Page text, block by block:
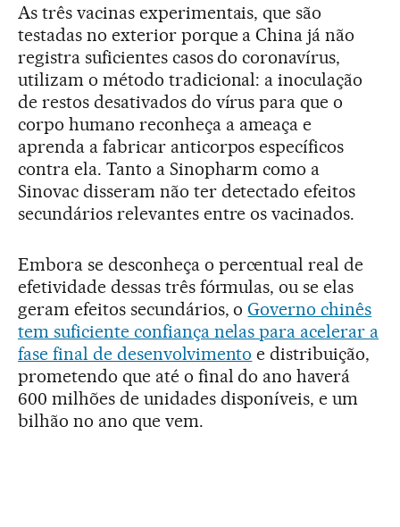
As três vacinas experimentais, que são
testadas no exterior porque a China já não
registra suficientes casos do coronavírus,
utilizam o método tradicional: a inoculação
de restos desativados do vírus para que o
corpo humano reconheça a ameaça e
aprenda a fabricar anticorpos específicos
contra ela. Tanto a Sinopharm como a
Sinovac disseram não ter detectado efeitos
secundários relevantes entre os vacinados.
Embora se desconheça o percentual real de
efetividade dessas três fórmulas, ou se elas
geram efeitos secundários, oGoverno chinês
tem suficiente confiança nelas para acelerar a
fase final de desenvolvimento e distribuição,
prometendo que até o final do ano haverá
600 milhões de unidades disponíveis, e um
bilhão no ano que vem.